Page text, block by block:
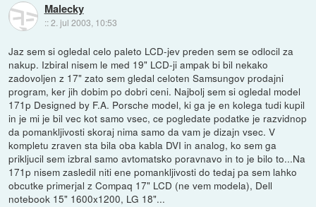
Malecky
::2. jul 2003, 10:53
Jaz sem si ogledal celo paleto LCD-jev preden sem se odlocil za
nakup. Izbiral nisem le med 19" LCD-ji ampak bi bil nekako
zadovoljen z 17" zato sem gledal celoten Samsungov prodajni
program, ker jih dobim po dobri ceni. Najbolj sem si ogledal model
171p Designed by F.A. Porsche model, ki ga je en kolega tudi kupil
in je mi je bil vec kot samo vsec, ce pogledate podatke je razvidnop
da pomankljivosti skoraj nima samo da vam je dizajn vsec. V
kompletu zraven sta bila oba kabla DVI in analog, ko sem ga
prikljucil sem izbral samo avtomatsko poravnavo in to je bilo to...Na
171p nisem zasledil niti ene pomankljivosti do tedaj pa sem lahko
obcutke primerjal z Compaq 17" LCD (ne vem modela), Dell
notebook 15" 1600x1200, LG 18"...